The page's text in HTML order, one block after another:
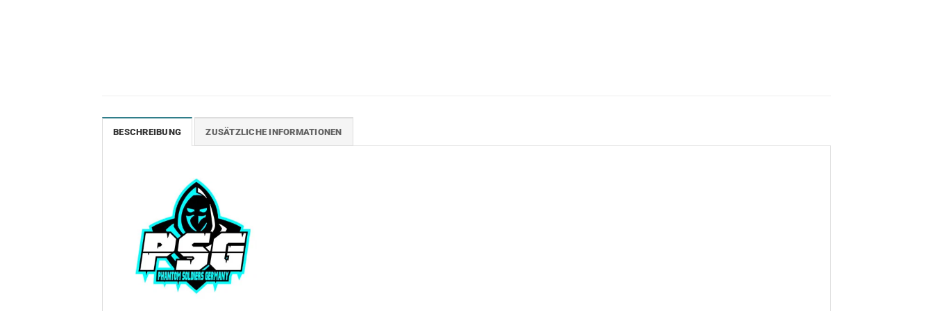
BESCHREIBUNG ZUSÄTZLICHE INFORMATIONEN